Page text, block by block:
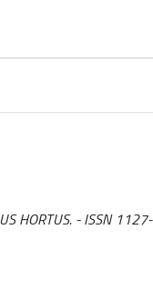
HORTUS. - ISSN 1127-